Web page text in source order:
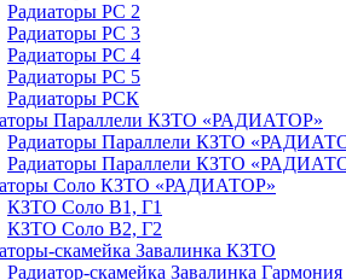
Радиаторы РС 2
Радиаторы РС 3
Радиаторы РС 4
Радиаторы РС 5
Радиаторы РСК
Параллели КЗТО «РАДИАТОР»
Радиаторы Параллели КЗТО
Радиаторы Параллели КЗТО
Соло КЗТО «РАДИАТОР»
КЗТО Соло В1, Г1
КЗТО Соло В2, Г2
скамейка Завалинка КЗТО
Радиатор-скамейка Завалинка Гармония